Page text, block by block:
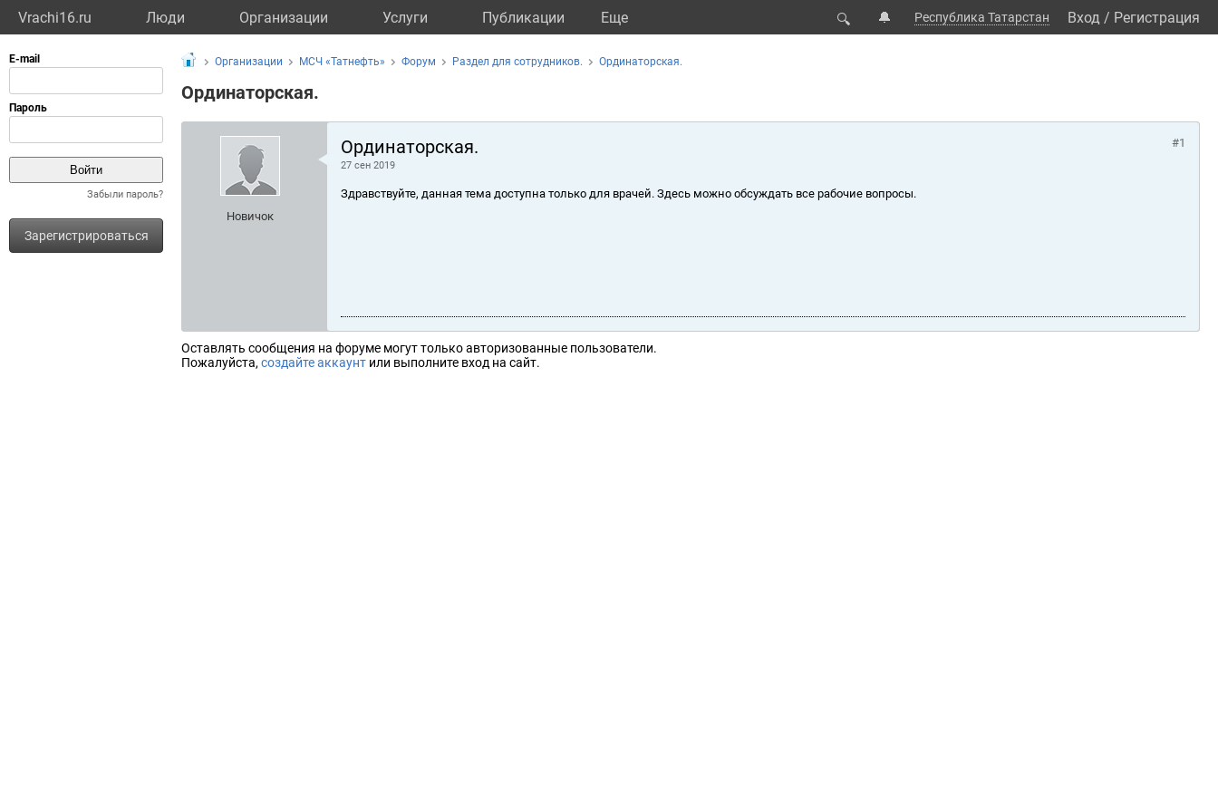
Vrachi16.ru Люди Организации Услуги Публикации Eще 🔍 🔔 Республика Татарстан Вход / Регистрация
Забыли пароль?
Зарегистрироваться
Организации МСЧ «Татнефть» Форум Раздел для сотрудников. Ординаторская.
Ординаторская.
Новичок
Ординаторская.
27 сен 2019
#1
Здравствуйте, данная тема доступна только для врачей. Здесь можно обсуждать все рабочие вопросы.
Оставлять сообщения на форуме могут только авторизованные пользователи.
Пожалуйста, создайте аккаунт или выполните вход на сайт.